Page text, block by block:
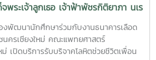
งสำหรับวันที่สองของการอบรม มุ่งเน้นการ
กฤตในมหาวิทยาลัย เช่น ภาวะเสี่ยงต่อการฆ่า
นเอง ความรุนแรง และการกลั่นแกล้งทาง
รวมถึงการออกแบบกิจกรรมเชิง
มยืดหยุ่นทางใจ (Resilience) และพื้นที่
พระเจ้าลูกเธอ เจ้าฟ้าพัชรกิติยาภา นเร
มหลวงราช สาริณีสิริพัชร มหาวัชรราช
ฒนานักศึกษาร่วมกับงานธนาคารเลือด
นครเชียงใหม่ คณะแพทยศาสตร์
ม่ เปิดบริการรับบริจาคโลหิตช่วยชีวิตเพื่อน